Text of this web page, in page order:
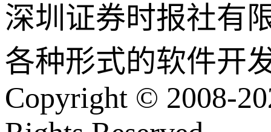
深圳证券时报社有
各种形式的软件开
Copyright © 2008-